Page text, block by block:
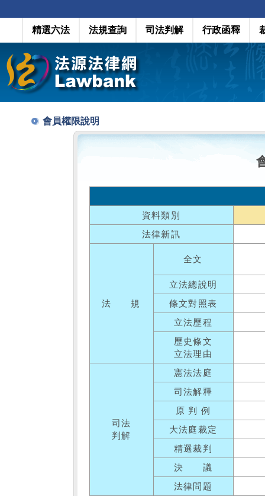
精選六法 法規查詢 司法判解 行政函釋
會員權限說明
資料類別
法律新訊
法 規
全文
立法總說明
條文對照表
立法歷程
歷史條文
立法理由
司法
判解
憲法法庭
司法解釋
原 判 例
大法庭裁定
精選裁判
決 議
法律問題